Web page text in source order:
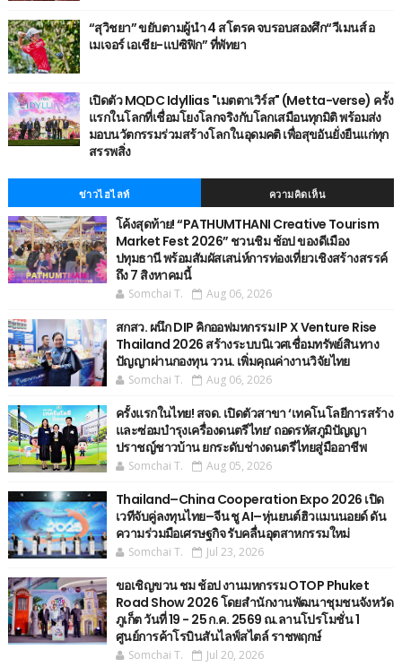
“สุวิชยา” ขยับตามผู้นำ 4 สโตรค จบรอบสองศึก“วีเมนส์ อ
เมเจอร์ เอเชีย-แปซิฟิก” ที่พัทยา
เปิดตัว MQDC Idyllias "เมตตาเวิร์ส" (Metta-verse) ครั้ง
แรกในโลกที่เชื่อมโยงโลกจริงกับโลกเสมือนทุกมิติ พร้อมส่ง
มอบนวัตกรรมร่วมสร้างโลกในอุดมคติ เพื่อสุขอันยั่งยืนแก่ทุก
สรรพสิ่ง
ข่าวไฮไลท์ ความคิดเห็น
โค้งสุดท้าย! “PATHUMTHANI Creative Tourism
Market Fest 2026” ชวนชิม ช้อป ของดีเมือง
ปทุมธานี พร้อมสัมผัสเสน่ห์การท่องเที่ยวเชิงสร้างสรรค์
ถึง 7 สิงหาคมนี้
Somchai T. Aug 06, 2026
สกสว. ผนึก DIP คิกออฟมหกรรม IP X Venture Rise
Thailand 2026 สร้างระบบนิเวศเชื่อมทรัพย์สินทาง
ปัญญาผ่านกองทุน ววน. เพิ่มคุณค่างานวิจัยไทย
Somchai T. Aug 06, 2026
ครั้งแรกในไทย! สจด. เปิดตัวสาขา ‘เทคโนโลยีการสร้าง
และซ่อมบำรุงเครื่องดนตรีไทย’ ​ถอดรหัสภูมิปัญญา
ปราชญ์ชาวบ้าน ยกระดับช่างดนตรีไทยสู่มืออาชีพ
Somchai T. Aug 05, 2026
Thailand–China Cooperation Expo 2026 เปิด
เวทีจับคู่ลงทุนไทย–จีน ชู AI–หุ่นยนต์ฮิวแมนนอยด์ ดัน
ความร่วมมือเศรษฐกิจ รับคลื่นอุตสาหกรรมใหม่
Somchai T. Jul 23, 2026
ขอเชิญขวน ชม ช้อป งานมหกรรม OTOP Phuket
Road Show 2026 โดยสำนักงานพัฒนาชุมชนจังหวัด
ภูเก็ต วันที่ 19 - 25 ก.ค. 2569 ณ.ลานโปรโมชั่น 1
ศูนย์การค้าโรบินสันไลฟ์สไตล์ ราชพฤกษ์
Somchai T. Jul 20, 2026